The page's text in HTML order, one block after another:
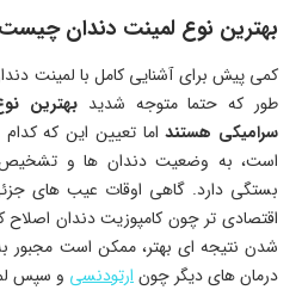
بهترین نوع لمینت دندان
کمی پیش برای آشنایی کامل با لمینت
طور که حتما متوجه شدید بهترین
سرامیکی هستنداما تعیین این‌ که
است، به وضعیت دندان‌ ها و
بستگی دارد. گاهی اوقات عیب‌ های
اقتصادی‌ تر چون کامپوزیت دندان
شدن نتیجه‌ ای بهتر، ممکن است مجبور
درمان‌ های دیگر چونارتودنسی و سپس